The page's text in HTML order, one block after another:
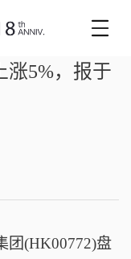
涨5%，报于
团(HK00772)盘